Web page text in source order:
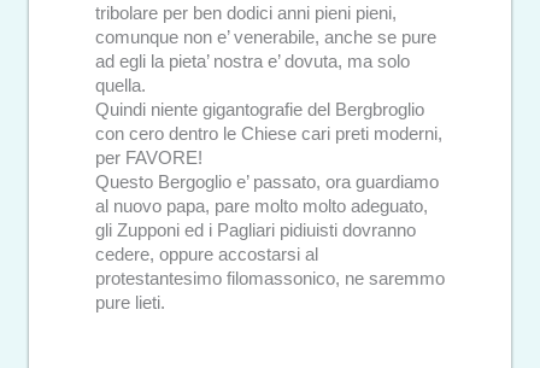
tribolare per ben dodici anni pieni pieni,
comunque non e’ venerabile, anche se pure
ad egli la pieta’ nostra e’ dovuta, ma solo
quella.
Quindi niente gigantografie del Bergbroglio
con cero dentro le Chiese cari preti moderni,
per FAVORE!
Questo Bergoglio e’ passato, ora guardiamo
al nuovo papa, pare molto molto adeguato,
gli Zupponi ed i Pagliari pidiuisti dovranno
cedere, oppure accostarsi al
protestantesimo filomassonico, ne saremmo
pure lieti.